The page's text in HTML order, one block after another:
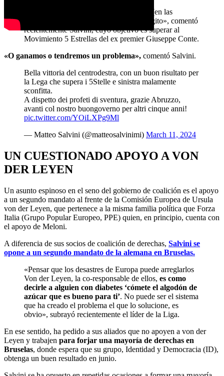
«Estoy convencido de que obtendremos (en las
Europeas de junio) al menos un doble dígito», comentó
recientemente Salvini, cuyo objetivo es superar al
Movimiento 5 Estrellas del ex premier Giuseppe Conte.
«O ganamos o tendremos un problema», comentó Salvini.
Bella vittoria del centrodestra, con un buon risultato per
la Lega che supera i 5Stelle e sinistra malamente
sconfitta.
A dispetto dei profeti di sventura, grazie Abruzzo,
avanti col nostro buongoverno per altri cinque anni!
pic.twitter.com/YOiLXPg9Ml
— Matteo Salvini (@matteosalvinimi) March 11, 2024
UN CUESTIONADO APOYO A VON
DER LEYEN
Un asunto espinoso en el seno del gobierno de coalición es el apoyo
a un segundo mandato al frente de la Comisión Europea de Ursula
von der Leyen, que pertenece a la misma familia política que Forza
Italia (Grupo Popular Europeo, PPE) quien, en principio, cuenta con
el apoyo de Meloni.
A diferencia de sus socios de coalición de derechas, Salvini se
opone a un segundo mandato de la alemana en Bruselas.
«Pensar que los desastres de Europa puede arreglarlos
Von der Leyen, la co-responsable de ellos, es como
decirle a alguien con diabetes ‘cómete el algodón de
azúcar que es bueno para ti’. No puede ser el sistema
que ha creado el problema el que lo solucione, es
obvio», subrayó recientemente el líder de la Liga.
En ese sentido, ha pedido a sus aliados que no apoyen a von der
Leyen y trabajen para forjar una mayoría de derechas en
Bruselas, donde espera que su grupo, Identidad y Democracia (ID),
obtenga un buen resultado en junio.